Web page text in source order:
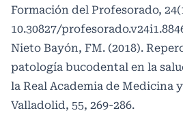
Formación del Profesorado,
10.30827/
Nieto Bayón, FM. (2018).
patología bucodental en la
la Real Academia de Medicina
Valladolid, 55, 269-286.